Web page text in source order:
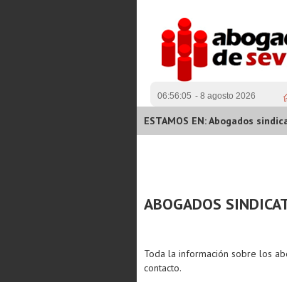
06:56:05 - 8 agosto 2026
ESTAMOS EN: Abogados
ABOGADOS
Toda la información sobre los
contacto.